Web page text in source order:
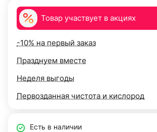
Товар участвует в акциях
-10% на первый заказ
Празднуем вместе
Неделя выгоды
Первозданная чистота и кислород
Есть в наличии